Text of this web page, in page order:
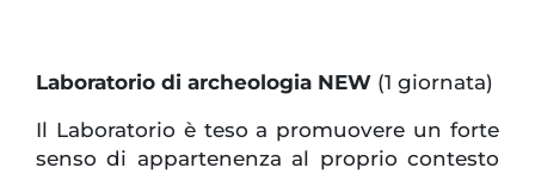
Laboratorio di archeologia NEW (1 giornata)
Il Laboratorio è teso a promuovere un forte
senso di appartenenza al proprio contesto